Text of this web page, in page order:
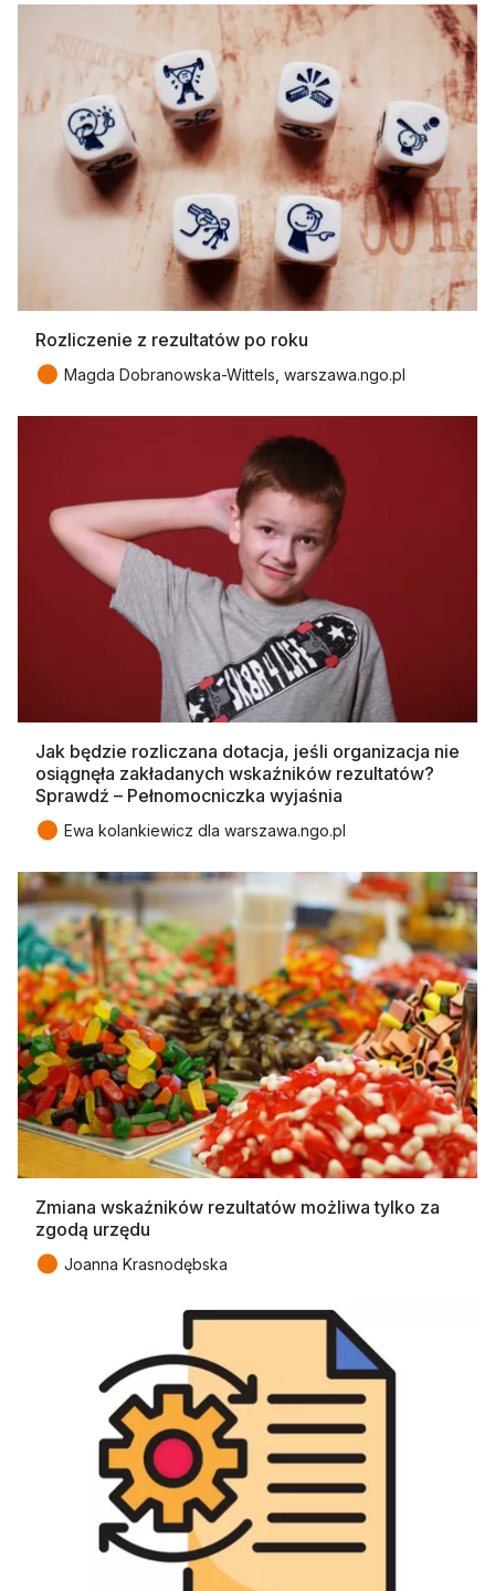
Rozliczenie z rezultatów po roku
● Magda Dobranowska-Wittels, warszawa.ngo.pl
Jak będzie rozliczana dotacja, jeśli organizacja nie
osiągnęła zakładanych wskaźników rezultatów?
Sprawdź – Pełnomocniczka wyjaśnia
● Ewa kolankiewicz dla warszawa.ngo.pl
Zmiana wskaźników rezultatów możliwa tylko za
zgodą urzędu
● Joanna Krasnodębska